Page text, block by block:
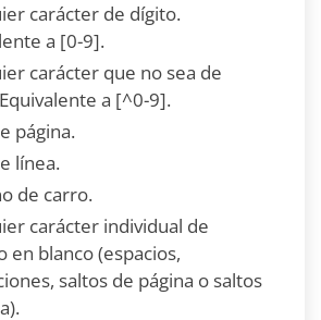
carácter de dígito.
a [0-9].
carácter que no sea de
a [^0-9].
página.
línea.
de carro.
carácter individual de
en blanco (espacios,
saltos de página o saltos